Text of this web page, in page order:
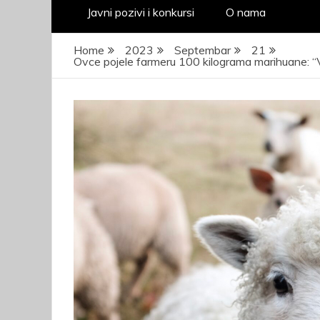
Javni pozivi i konkursi O nama
Home 2023 Septembar
21
Ovce pojele farmeru 100 kilograma marihuane:
JAVNI KONKURS za
prijem kandidata –
kadeta radi obuke i